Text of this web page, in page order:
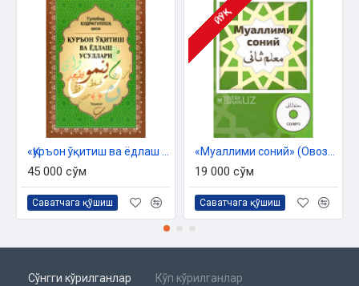
45 000 сўм
Саватчага қўшиш
ЙЎҚ
19 000 сўм
Саватчага қўшиш
Сўнгги кўрилганлар Кўп кўрилганлар